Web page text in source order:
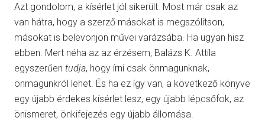
Azt gondolom, a kísérlet jól sikerült. Most már csak az
van hátra, hogy a szerző másokat is megszólítson,
másokat is belevonjon művei varázsába. Ha ugyan hisz
ebben. Mert néha az az érzésem, Balázs K. Attila
egyszerűen tudja, hogy írni csak önmagunknak,
önmagunkról lehet. És ha ez így van, a következő könyve
egy újabb érdekes kísérlet lesz, egy újabb lépcsőfok, az
önismeret, önkifejezés egy újabb állomása.